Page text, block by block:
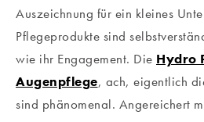
Auszeichnung für ein kleines
Pflegeprodukte sind
wie ihr Engagement. Die Hydro
Augenpflege, ach, eigentlich
sind phänomenal. Angereichert